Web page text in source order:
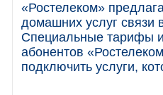
«Ростелеком»
домашних услуг связи
Специальные тарифы
абонентов
подключить услуги,